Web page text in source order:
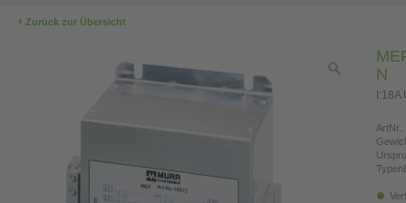
‹ Zurück zur Übersicht
N
ArtNr.: